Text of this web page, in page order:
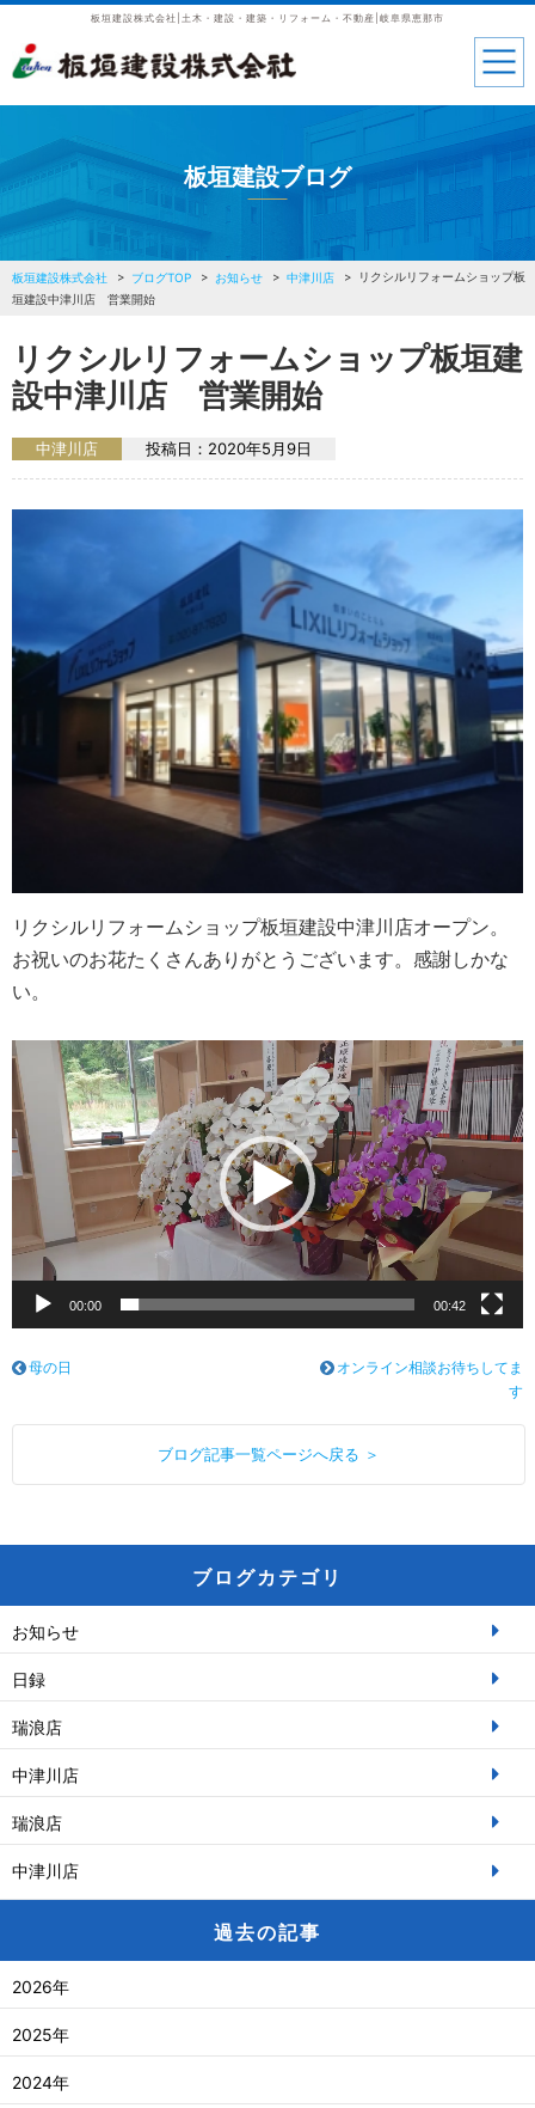
板垣建設株式会社|土木・建設・建築・リフォーム・不動産|岐阜県恵那市
板垣建設ブログ
板垣建設株式会社 ブログTOP お知らせ 中津川店
リクシルリフォームショップ板
垣建設中津川店 営業開始
リクシルリフォームショップ板垣建
設中津川店 営業開始
中津川店 投稿日： 2020年5月9日
リクシルリフォームショップ板垣建設中津川店オープン。
お祝いのお花たくさんありがとうございます。感謝しかな
い。
動
画
プ
レ
ー
ヤ
ー
00:00 00:42
母の日
オンライン相談お待ちしてま
す
ブログ記事一覧ページへ戻る ＞
ブログカテゴリ
お知らせ
日録
瑞浪店
中津川店
瑞浪店
中津川店
過去の記事
2026年
2025年
2024年